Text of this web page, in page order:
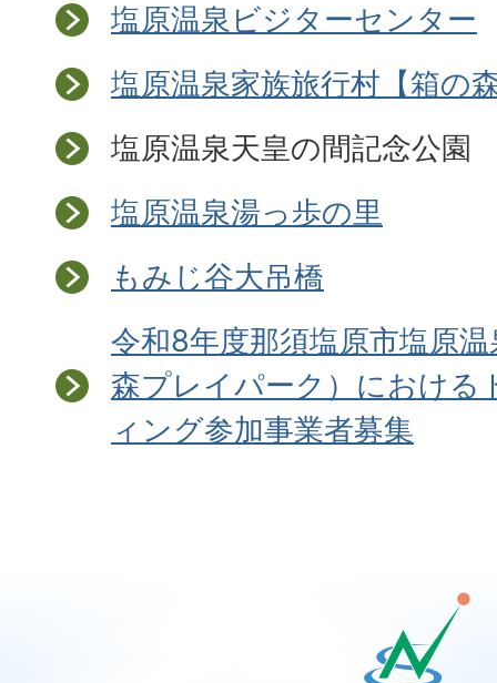
塩原温泉ビジターセンター
塩原温泉家族旅行村【箱の
塩原温泉天皇の間記念公園
塩原温泉湯っ歩の里
もみじ谷大吊橋
令和8年度那須塩原市塩原
森プレイパーク）における
ィング参加事業者募集